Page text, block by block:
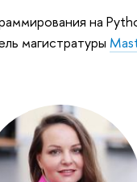
на
магистратуры